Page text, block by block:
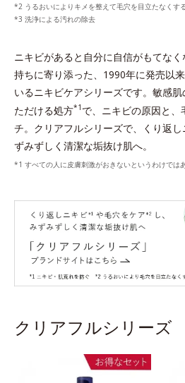
うるおいによりキメを整えて毛穴を目立たなくす
洗浄による汚れの除去
ニキビがあると自分に自信がもてなく
持ちに寄り添った、1990年に発売以
いるニキビケアシリーズです。 敏感肌
ただける処方*1 で、ニキビの原因と
チ。 クリアフルシリーズで、くり返
ずみずしく清潔な垢抜け肌へ。
すべての人に皮膚刺激がおきないというわけでは
クリアフルシリーズ